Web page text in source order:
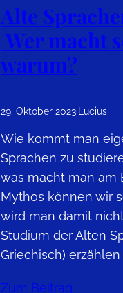
Alte
Wer macht
warum?
29. Oktober 2023·Lucius
Wie kommt man
Sprachen zu
was macht man am
Mythos können wir
wird man damit
Studium der Alten
Griechisch) erzählen
Zum Beitrag